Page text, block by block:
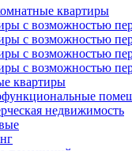
квартиры
с возможностью
с возможностью
с возможностью
с возможностью
квартиры
недвижимость